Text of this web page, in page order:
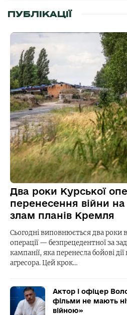
ПУБЛІКАЦІЇ
Два роки Курської
перенесення війни
злам планів Кремля
Сьогодні виповнюється два роки
операції — безпрецедентної за
кампанії, яка перенесла бойові
агресора. Цей крок…
Актор і офіцер
фільми не мають
війною»